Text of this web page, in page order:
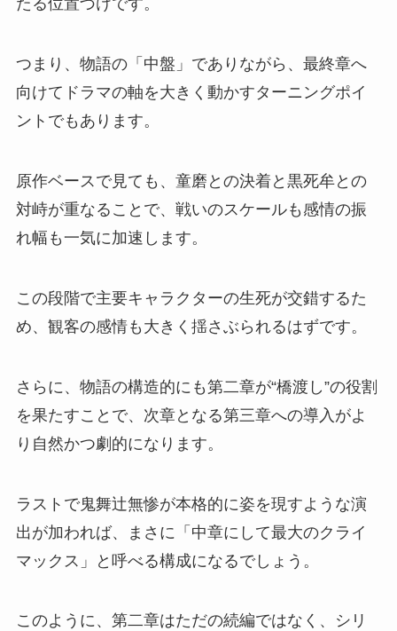
たる位置づけです。
つまり、物語の「中盤」でありながら、最終章へ
向けてドラマの軸を大きく動かすターニングポイ
ントでもあります。
原作ベースで見ても、童磨との決着と黒死牟との
対峙が重なることで、戦いのスケールも感情の振
れ幅も一気に加速します。
この段階で主要キャラクターの生死が交錯するた
め、観客の感情も大きく揺さぶられるはずです。
さらに、物語の構造的にも第二章が“橋渡し”の役割
を果たすことで、次章となる第三章への導入がよ
り自然かつ劇的になります。
ラストで鬼舞辻無惨が本格的に姿を現すような演
出が加われば、まさに「中章にして最大のクライ
マックス」と呼べる構成になるでしょう。
このように、第二章はただの続編ではなく、シリ